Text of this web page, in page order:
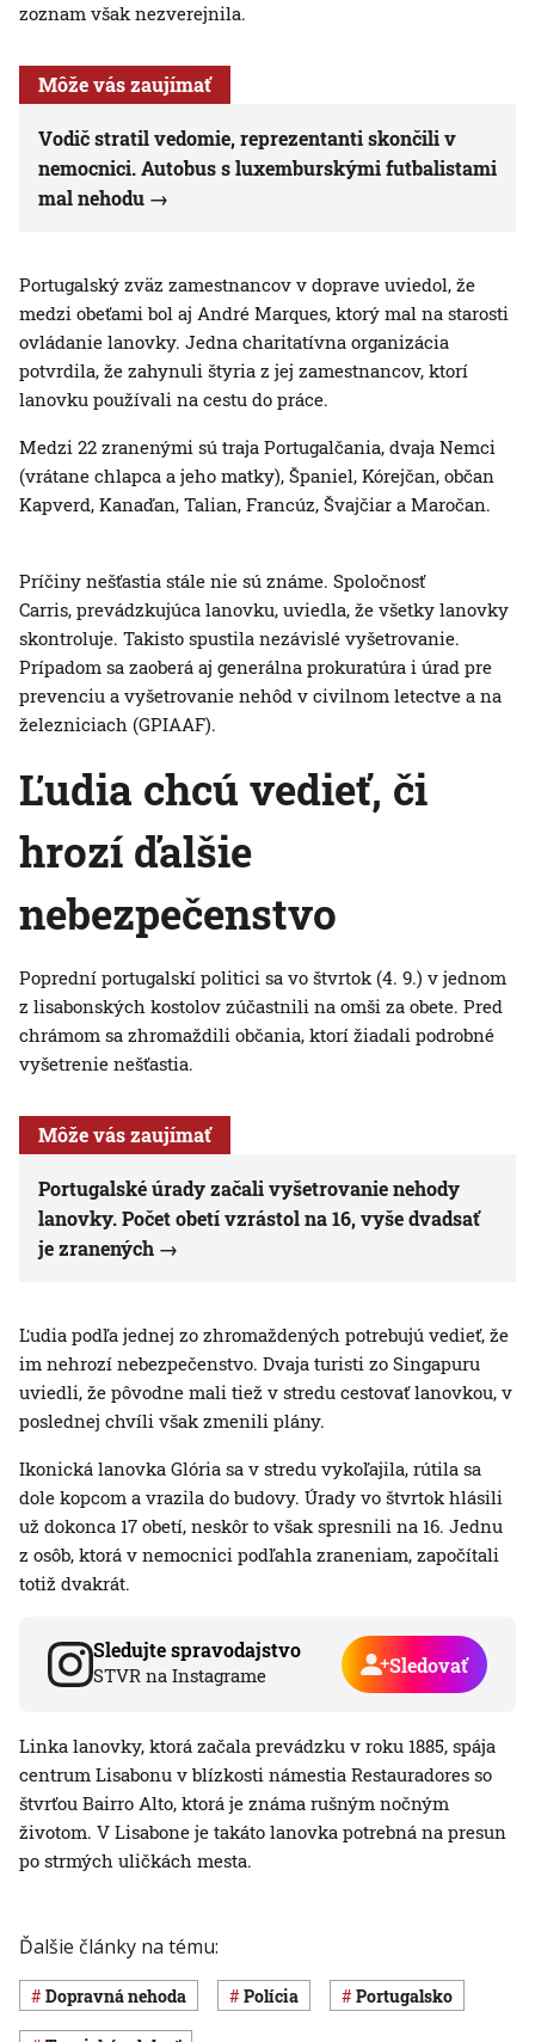
zoznam však nezverejnila.
Môže vás zaujímať
Vodič stratil vedomie, reprezentanti skončili v
nemocnici. Autobus s luxemburskými futbalistami
mal nehodu
Portugalský zväz zamestnancov v doprave uviedol, že
medzi obeťami bol aj André Marques, ktorý mal na starosti
ovládanie lanovky. Jedna charitatívna organizácia
potvrdila, že zahynuli štyria z jej zamestnancov, ktorí
lanovku používali na cestu do práce.
Medzi 22 zranenými sú traja Portugalčania, dvaja Nemci
(vrátane chlapca a jeho matky), Španiel, Kórejčan, občan
Kapverd, Kanaďan, Talian, Francúz, Švajčiar a Maročan.
Príčiny nešťastia stále nie sú známe. Spoločnosť
Carris, prevádzkujúca lanovku, uviedla, že všetky lanovky
skontroluje. Takisto spustila nezávislé vyšetrovanie.
Prípadom sa zaoberá aj generálna prokuratúra i úrad pre
prevenciu a vyšetrovanie nehôd v civilnom letectve a na
železniciach (GPIAAF).
Ľudia chcú vedieť, či
hrozí ďalšie
nebezpečenstvo
Poprední portugalskí politici sa vo štvrtok (4. 9.) v jednom
z lisabonských kostolov zúčastnili na omši za obete. Pred
chrámom sa zhromaždili občania, ktorí žiadali podrobné
vyšetrenie nešťastia.
Môže vás zaujímať
Portugalské úrady začali vyšetrovanie nehody
lanovky. Počet obetí vzrástol na 16, vyše dvadsať
je zranených
Ľudia podľa jednej zo zhromaždených potrebujú vedieť, že
im nehrozí nebezpečenstvo. Dvaja turisti zo Singapuru
uviedli, že pôvodne mali tiež v stredu cestovať lanovkou, v
poslednej chvíli však zmenili plány.
Ikonická lanovka Glória sa v stredu vykoľajila, rútila sa
dole kopcom a vrazila do budovy. Úrady vo štvrtok hlásili
už dokonca 17 obetí, neskôr to však spresnili na 16. Jednu
z osôb, ktorá v nemocnici podľahla zraneniam, započítali
totiž dvakrát.
Sledujte spravodajstvo
STVR na Instagrame Sledovať
Linka lanovky, ktorá začala prevádzku v roku 1885, spája
centrum Lisabonu v blízkosti námestia Restauradores so
štvrťou Bairro Alto, ktorá je známa rušným nočným
životom. V Lisabone je takáto lanovka potrebná na presun
po strmých uličkách mesta.
Ďalšie články na tému:
dopravná nehoda polícia Portugalsko